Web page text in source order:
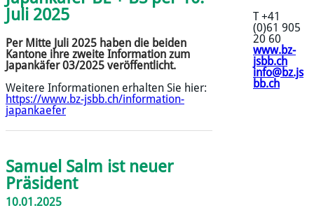
Juli 2025
Per Mitte Juli 2025 haben die beiden
Kantone ihre zweite Information zum
Japankäfer 03/2025 veröffentlicht.
Weitere Informationen erhalten Sie hier:
https://www.bz-jsbb.ch/information-
japankaefer
Samuel Salm ist neuer
Präsident
10.01.2025
T +41
(0)61 905
20 60
www.bz-
jsbb.ch
info@bz.js
bb.ch